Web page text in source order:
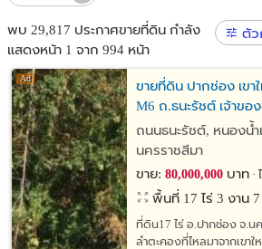
พบ 29,817 ประกาศขายที่ดิน กำลัง
แสดงหน้า 1 จาก 994 หน้า
ตัว
ขายที่ดิน ปากช่อง เขา
M6 ถ.ธนะรัชต์ เจ้าขอ
ถนนธนะรัชต์​, หนองน้
นครราชสีมา
ขาย: 80,000,000บาท
พื้นที่ 17 ไร่ 3 งาน
ที่ดิน17 ไร่ อ.ปากช่อง จ.
ลำตะคองที่ไหลมาจากเข